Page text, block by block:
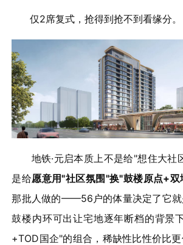
仅2席复式，抢得到抢不到看缘分。
地铁·元启本质上不是给"想住大社
是给愿意用"社区氛围"换"鼓楼原点+
那批人做的——56户的体量决定了它就
鼓楼内环可出让宅地逐年断档的背景
+TOD国企"的组合，稀缺性比性价比